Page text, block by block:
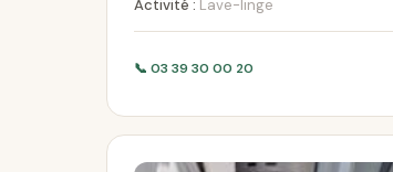
Activité : Lave-linge
📞 03 39 30 00 20